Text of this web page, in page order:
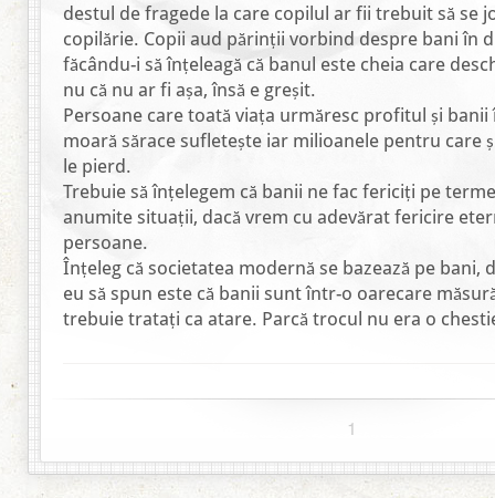
destul de fragede la care copilul ar fii trebuit să se
copilărie. Copii aud părinții vorbind despre bani în
făcându-i să înțeleagă că banul este cheia care
nu că nu ar fi așa, însă e greșit.
Persoane care toată viața urmăresc profitul și banii
moară sărace sufletește iar milioanele pentru care
le pierd.
Trebuie să înțelegem că banii ne fac fericiți pe
anumite situații, dacă vrem cu adevărat fericire
persoane.
Înțeleg că societatea modernă se bazează pe bani,
eu să spun este că banii sunt într-o oarecare
trebuie tratați ca atare. Parcă trocul nu era o
1